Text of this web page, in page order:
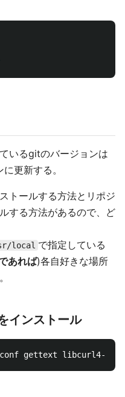
いるgitのバージョンは
更新する。
トールする方法とリポジ
する方法があるので、ど
local で指定している
あれば)各自好きな場所
インストール